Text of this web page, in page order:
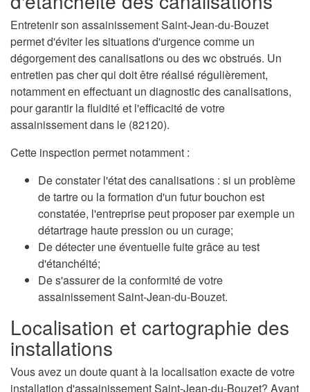
Entretenir son assainissement Saint-Jean-du-Bouzet
permet d'éviter les situations d'urgence comme un
dégorgement des canalisations ou des wc obstrués. Un
entretien pas cher qui doit être réalisé régulièrement,
notamment en effectuant un diagnostic des canalisations,
pour garantir la fluidité et l'efficacité de votre
assainissement dans le (82120).
Cette inspection permet notamment :
De constater l'état des canalisations : si un problème
de tartre ou la formation d'un futur bouchon est
constatée, l'entreprise peut proposer par exemple un
détartrage haute pression ou un curage;
De détecter une éventuelle fuite grâce au test
d'étanchéité;
De s'assurer de la conformité de votre
assainissement Saint-Jean-du-Bouzet.
Localisation et cartographie des
installations
Vous avez un doute quant à la localisation exacte de votre
installation d'assainissement Saint-Jean-du-Bouzet? Avant